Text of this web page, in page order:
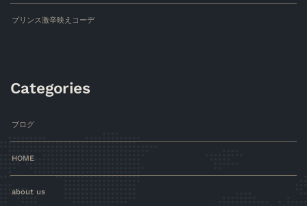
プリンス激辛映えコーデ
Categories
ブログ
HOME
about us